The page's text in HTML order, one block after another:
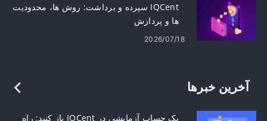
IQCent سپرده و برداشت: روش ها، محدودیت
ها و پردازش
2026/07/18
آخرین خبرها
یک حساب آزمایشی در IQCent باز کنید: راه